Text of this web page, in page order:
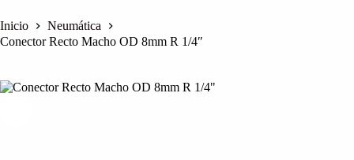
Inicio
Neumática
Conector Recto Macho OD 8mm R 1/4″